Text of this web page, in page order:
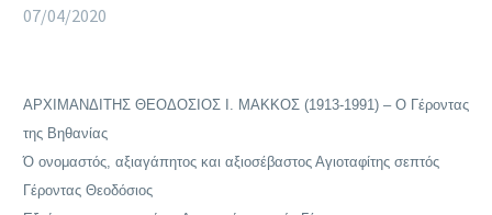
07/04/2020
ΑΡΧΙΜΑΝΔΙΤΗΣ ΘΕΟΔΟΣΙΟΣ Ι. ΜΑΚΚΟΣ (1913-1991) – Ο Γέροντας
της Βηθανίας
Ό ονομαστός, αξιαγάπητος και αξιοσέβαστος Αγιοταφίτης σεπτός
Γέροντας Θεοδόσιος